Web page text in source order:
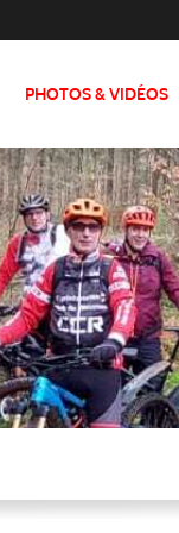
PHOTOS & VIDÉOS